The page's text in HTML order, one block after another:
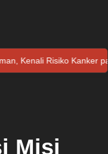
Kanker pada Perempuan
Misi